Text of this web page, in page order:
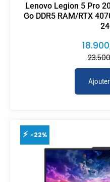
Lenovo Legion 5 Pro
Go DDR5 RAM/RTX
-22%